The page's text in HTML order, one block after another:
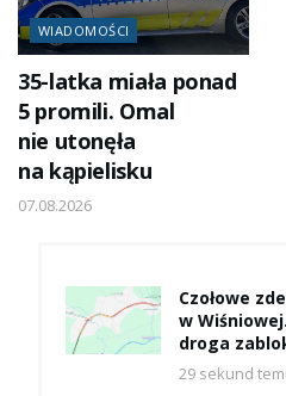
WIADOMOŚCI
35-latka miała ponad
5 promili. Omal
nie utonęła
na kąpielisku
07.08.2026
Czołowe
w
droga
29 sekund